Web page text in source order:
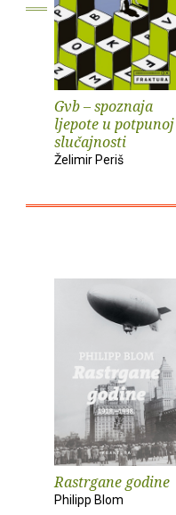
Gvb – spoznaja
ljepote u potpunoj
slučajnosti
Želimir Periš
Rastrgane godine
Philipp Blom